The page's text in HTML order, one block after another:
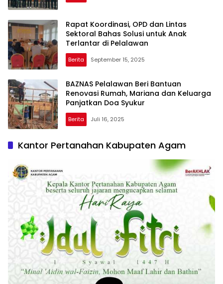
Rapat Koordinasi, OPD dan Lintas
Sektoral Bahas Solusi untuk Anak
Terlantar di Pelalawan
Berita September 15, 2025
BAZNAS Pelalawan Beri Bantuan
Renovasi Rumah, Mariana dan Keluarga
Panjatkan Doa Syukur
Berita Juli 16, 2025
Kantor Pertanahan Kabupaten Agam